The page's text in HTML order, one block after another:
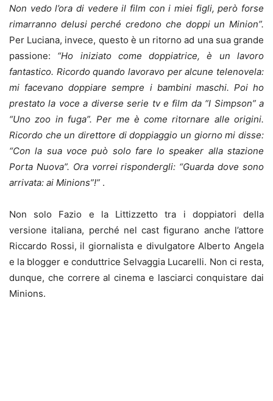
Non vedo l’ora di vedere il film con i miei figli, però forse
rimarranno delusi perché credono che doppi un Minion”.
Per Luciana, invece, questo è un ritorno ad una sua grande
passione: “Ho iniziato come doppiatrice, è un lavoro
fantastico. Ricordo quando lavoravo per alcune telenovela:
mi facevano doppiare sempre i bambini maschi. Poi ho
prestato la voce a diverse serie tv e film da “I Simpson” a
“Uno zoo in fuga”. Per me è come ritornare alle origini.
Ricordo che un direttore di doppiaggio un giorno mi disse:
“Con la sua voce può solo fare lo speaker alla stazione
Porta Nuova”. Ora vorrei rispondergli: “Guarda dove sono
arrivata: ai Minions”!” .
Non solo Fazio e la Littizzetto tra i doppiatori della
versione italiana, perché nel cast figurano anche l’attore
Riccardo Rossi, il giornalista e divulgatore Alberto Angela
e la blogger e conduttrice Selvaggia Lucarelli. Non ci resta,
dunque, che correre al cinema e lasciarci conquistare dai
Minions.